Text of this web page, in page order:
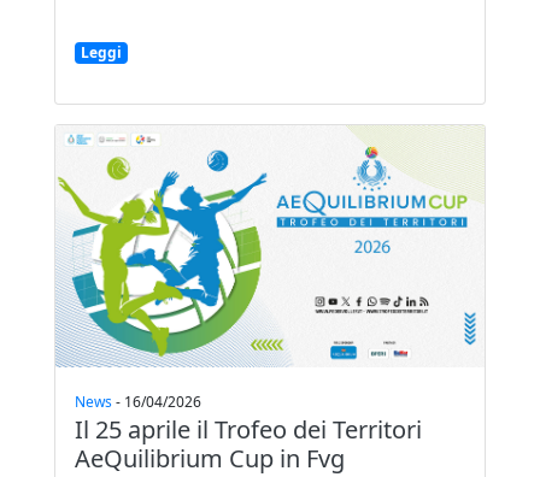
Leggi
News- 16/04/2026
Il 25 aprile il Trofeo dei Territori
AeQuilibrium Cup in Fvg